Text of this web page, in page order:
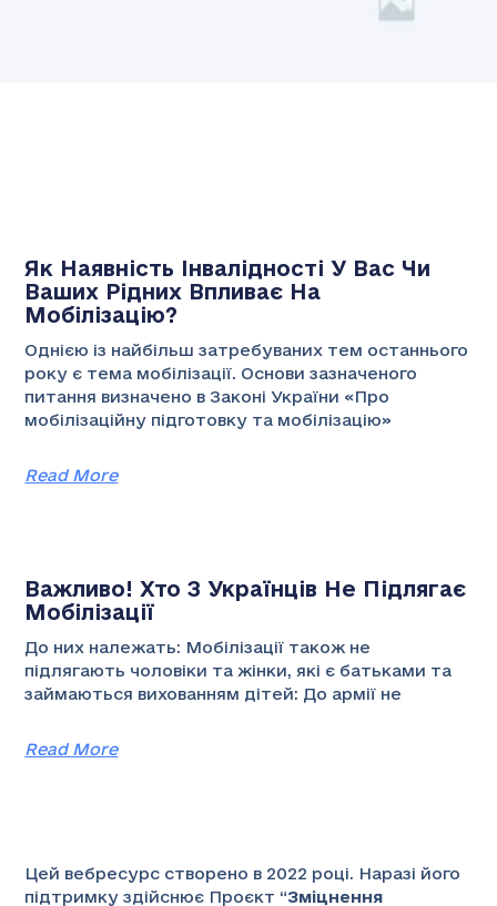
Як Наявність Інвалідності У Вас Чи
Ваших Рідних Впливає На
Мобілізацію?
Однією із найбільш затребуваних тем останнього
року є тема мобілізації. Основи зазначеного
питання визначено в Законі України «Про
мобілізаційну підготовку та мобілізацію»
Read More
Важливо! Хто З Українців Не Підлягає
Мобілізації
До них належать: Мобілізації також не
підлягають чоловіки та жінки, які є батьками та
займаються вихованням дітей: До армії не
Read More
Цей вебресурс створено в 2022 році. Наразі його
підтримку здійснює Проєкт “Зміцнення